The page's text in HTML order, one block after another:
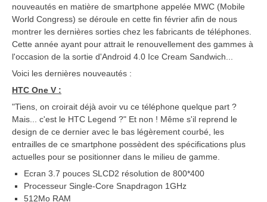
nouveautés en matière de smartphone appelée MWC (Mobile
World Congress) se déroule en cette fin février afin de nous
montrer les dernières sorties chez les fabricants de téléphones.
Cette année ayant pour attrait le renouvellement des gammes à
l'occasion de la sortie d'Android 4.0 Ice Cream Sandwich...
Voici les dernières nouveautés :
HTC One V :
"Tiens, on croirait déjà avoir vu ce téléphone quelque part ?
Mais... c'est le HTC Legend ?" Et non ! Même s'il reprend le
design de ce dernier avec le bas légèrement courbé, les
entrailles de ce smartphone possèdent des spécifications plus
actuelles pour se positionner dans le milieu de gamme.
Ecran 3.7 pouces SLCD2 résolution de 800*400
Processeur Single-Core Snapdragon 1GHz
512Mo RAM